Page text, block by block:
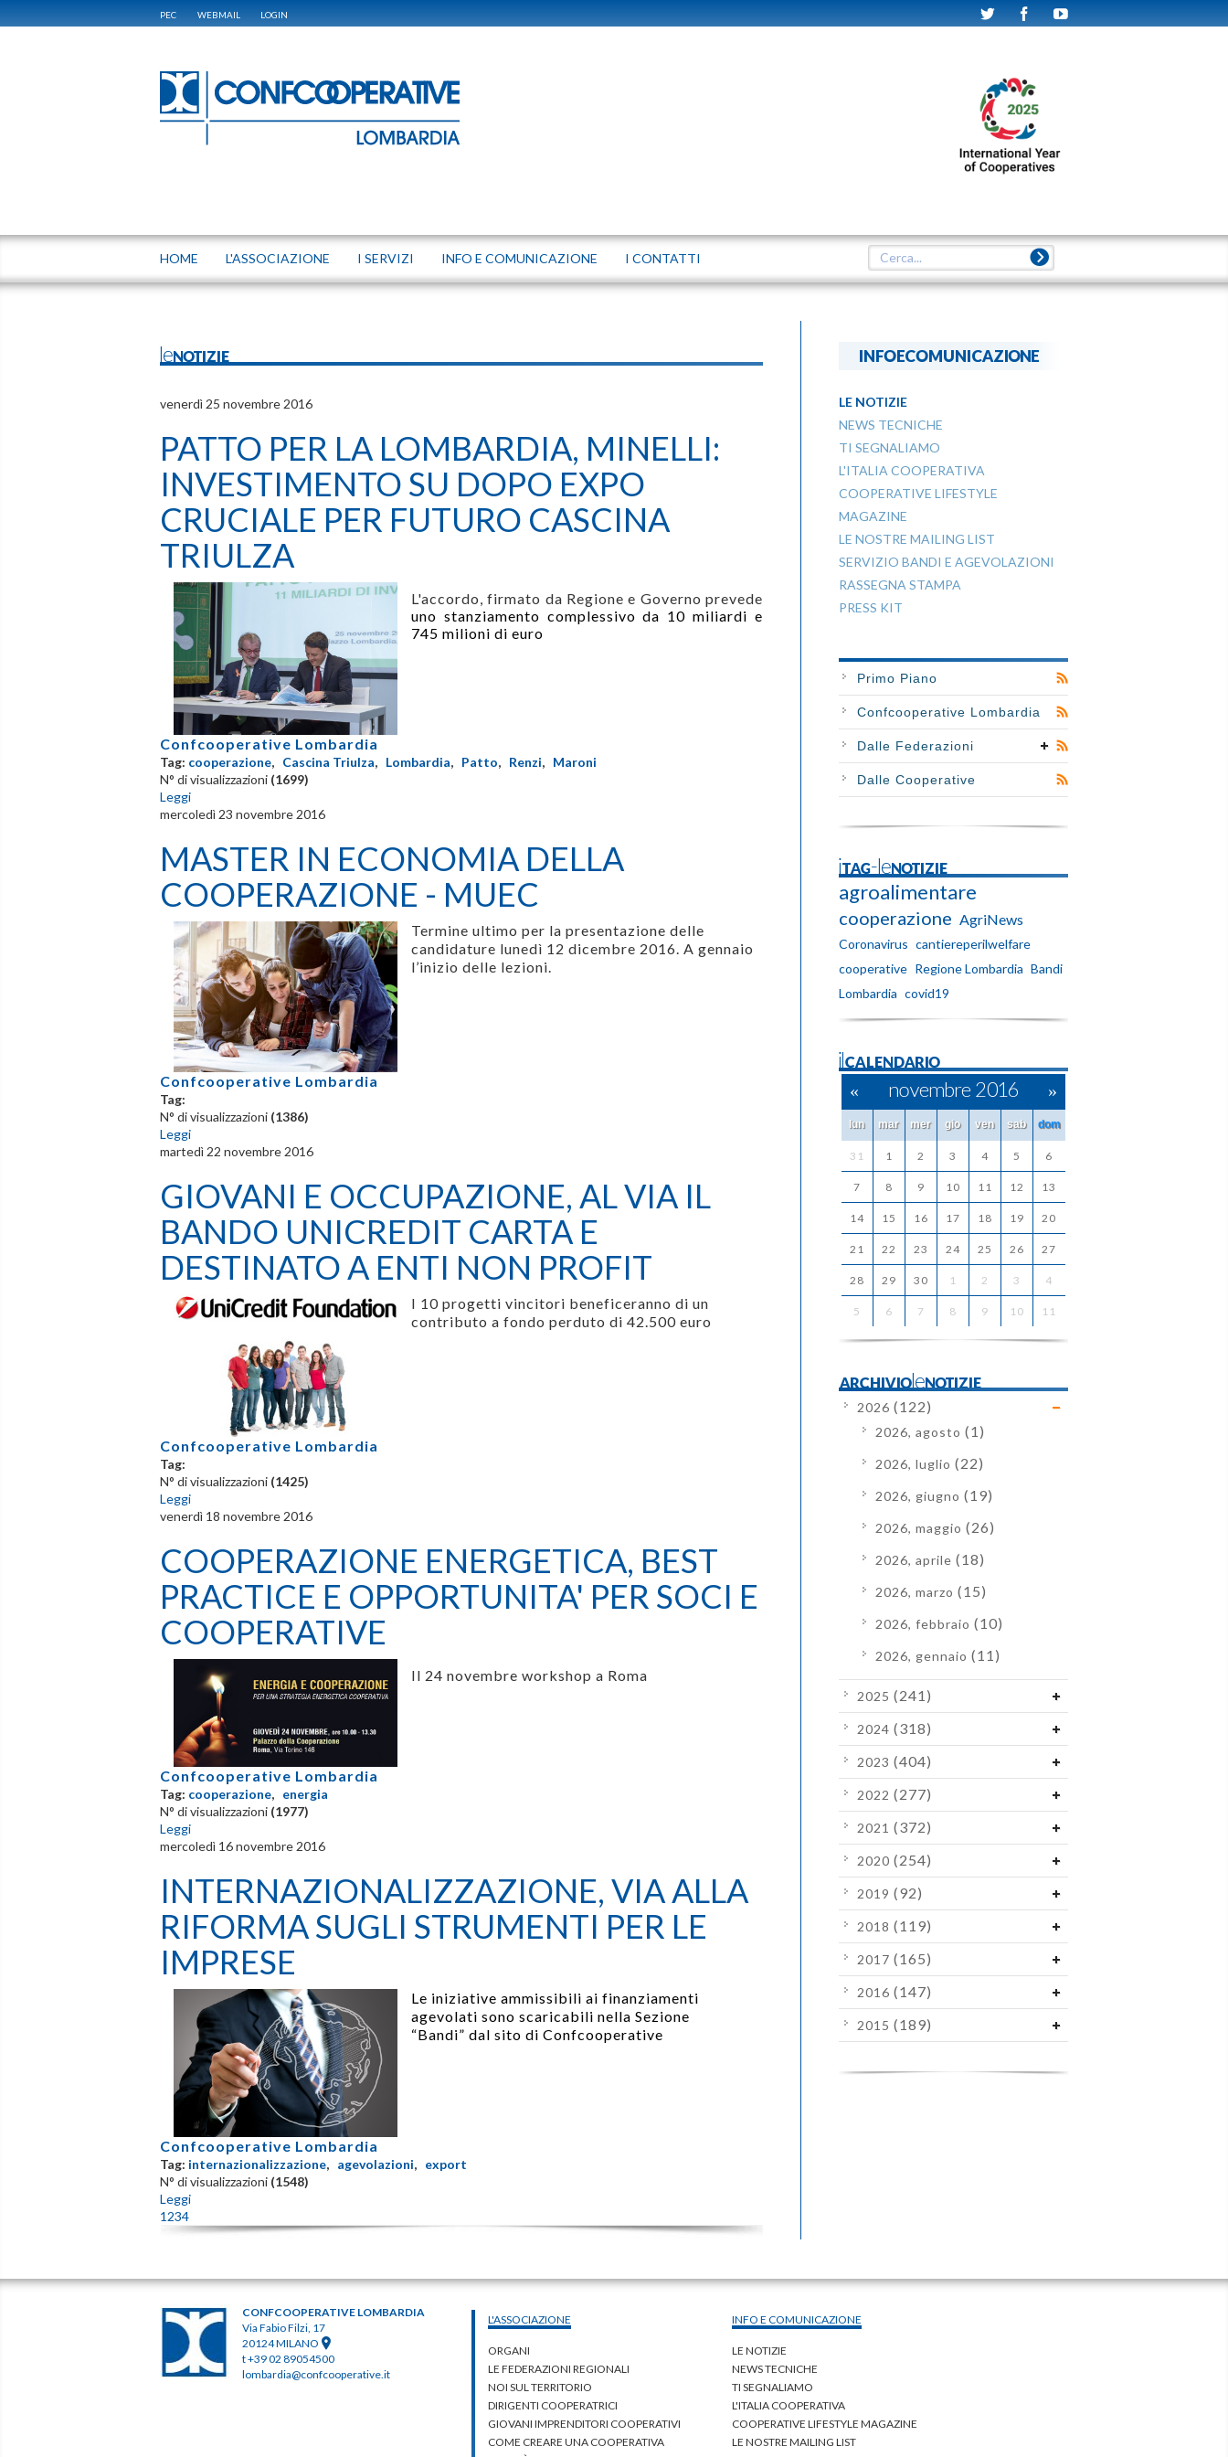
PEC WEBMAIL LOGIN
HOME L'ASSOCIAZIONE I SERVIZI INFO E COMUNICAZIONE I CONTATTI
leNOTIZIE
venerdì 25 novembre 2016
PATTO PER LA LOMBARDIA, MINELLI:
INVESTIMENTO SU DOPO EXPO
CRUCIALE PER FUTURO CASCINA
TRIULZA
L'accordo, firmato da Regione e Governo prevede
uno stanziamento complessivo da 10 miliardi e
745 milioni di euro
Confcooperative Lombardia
Tag: cooperazione, Cascina Triulza, Lombardia, Patto, Renzi, Maroni
N° di visualizzazioni (1699)
Leggi
mercoledì 23 novembre 2016
MASTER IN ECONOMIA DELLA
COOPERAZIONE - MUEC
Termine ultimo per la presentazione delle
candidature lunedì 12 dicembre 2016. A gennaio
l’inizio delle lezioni.
Confcooperative Lombardia
Tag:
N° di visualizzazioni (1386)
Leggi
martedì 22 novembre 2016
GIOVANI E OCCUPAZIONE, AL VIA IL
BANDO UNICREDIT CARTA E
DESTINATO A ENTI NON PROFIT
I 10 progetti vincitori beneficeranno di un
contributo a fondo perduto di 42.500 euro
Confcooperative Lombardia
Tag:
N° di visualizzazioni (1425)
Leggi
venerdì 18 novembre 2016
COOPERAZIONE ENERGETICA, BEST
PRACTICE E OPPORTUNITA' PER SOCI E
COOPERATIVE
Il 24 novembre workshop a Roma
Confcooperative Lombardia
Tag: cooperazione, energia
N° di visualizzazioni (1977)
Leggi
mercoledì 16 novembre 2016
INTERNAZIONALIZZAZIONE, VIA ALLA
RIFORMA SUGLI STRUMENTI PER LE
IMPRESE
Le iniziative ammissibili ai finanziamenti
agevolati sono scaricabili nella Sezione
“Bandi” dal sito di Confcooperative
Confcooperative Lombardia
Tag: internazionalizzazione, agevolazioni, export
N° di visualizzazioni (1548)
Leggi
1 234
INFOECOMUNICAZIONE
LE NOTIZIE
NEWS TECNICHE
TI SEGNALIAMO
L'ITALIA COOPERATIVA
COOPERATIVE LIFESTYLE
MAGAZINE
LE NOSTRE MAILING LIST
SERVIZIO BANDI E AGEVOLAZIONI
RASSEGNA STAMPA
PRESS KIT
Primo Piano
Confcooperative Lombardia
Dalle Federazioni
Dalle Cooperative
iTAG-leNOTIZIE
agroalimentare
cooperazione AgriNews
Coronavirus cantiereperilwelfare
cooperative Regione Lombardia Bandi
Lombardia covid19
ilCALENDARIO
« novembre 2016 »
lun mar mer gio ven sab dom
31 1 2 3 4 5 6
7 8 9 10 11 12 13
14 15 16 17 18 19 20
21 22 23 24 25 26 27
28 29 30 1 2 3 4
5 6 7 8 9 10 11
ARCHIVIOleNOTIZIE
2026 (122)
2026, agosto (1)
2026, luglio (22)
2026, giugno (19)
2026, maggio (26)
2026, aprile (18)
2026, marzo (15)
2026, febbraio (10)
2026, gennaio (11)
2025 (241)
2024 (318)
2023 (404)
2022 (277)
2021 (372)
2020 (254)
2019 (92)
2018 (119)
2017 (165)
2016 (147)
2015 (189)
L'ASSOCIAZIONE
ORGANI
LE FEDERAZIONI REGIONALI
NOI SUL TERRITORIO
DIRIGENTI COOPERATRICI
GIOVANI IMPRENDITORI COOPERATIVI
COME CREARE UNA COOPERATIVA
INFO E COMUNICAZIONE
LE NOTIZIE
NEWS TECNICHE
TI SEGNALIAMO
L'ITALIA COOPERATIVA
COOPERATIVE LIFESTYLE MAGAZINE
LE NOSTRE MAILING LIST
CONFCOOPERATIVE LOMBARDIA
Via Fabio Filzi, 17
20124 MILANO
t +39 02 89054500
lombardia@confcooperative.it